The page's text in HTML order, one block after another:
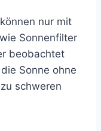
nur mit
Sonnenfilter
beobachtet
Sonne ohne
schweren